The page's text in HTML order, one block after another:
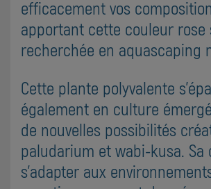
efficacement vos
apportant cette couleur rose
recherchée en aquascaping
Cette plante polyvalente
également en culture
de nouvelles possibilités
paludarium et wabi-kusa. Sa
s'adapter aux